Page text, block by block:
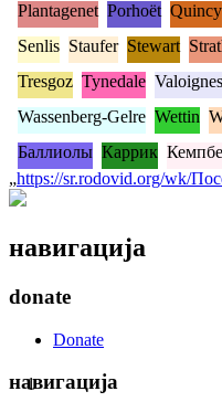
1
Plantagenet Porhoët Quincy
Senlis Staufer Stewart
Tresgoz Tynedale Valoignes
Wassenberg-Gelre Wettin
Баллиолы Каррик
„https://sr.rodovid.org/wk/
навигација
donate
Donate
навигација